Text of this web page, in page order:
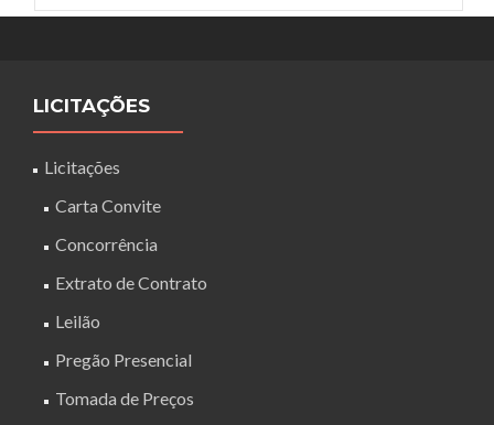
LICITAÇÕES
Licitações
Carta Convite
Concorrência
Extrato de Contrato
Leilão
Pregão Presencial
Tomada de Preços